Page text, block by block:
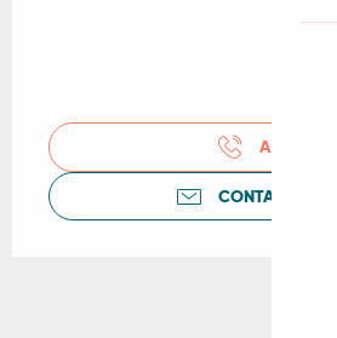
APPELER
CONTACTEZ-